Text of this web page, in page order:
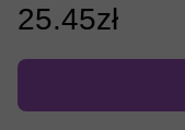
25.45zł